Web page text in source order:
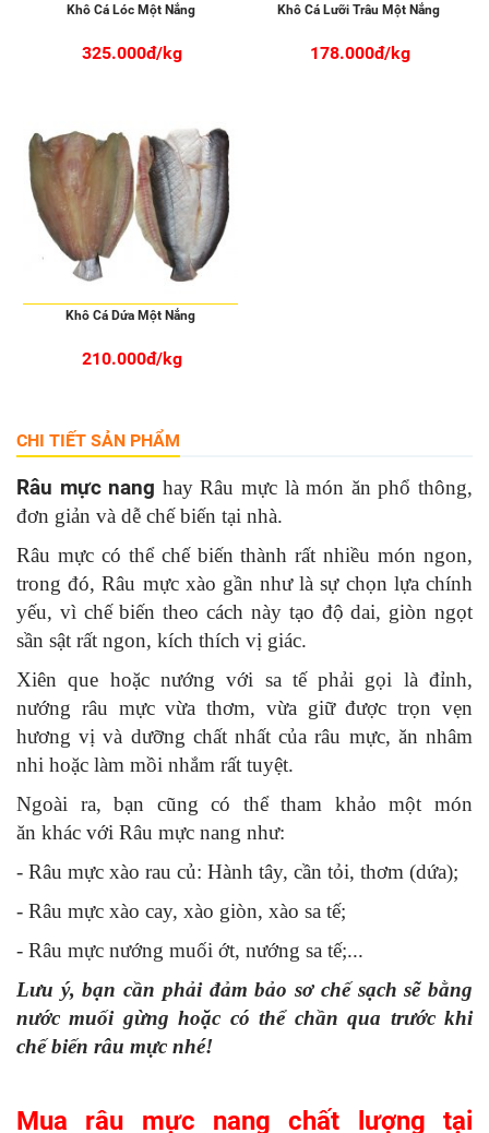
Khô Cá Lóc Một Nắng
325.000đ/kg
Khô Cá Lưỡi Trâu Một Nắng
178.000đ/kg
Khô Cá Dứa Một Nắng
210.000đ/kg
CHI TIẾT SẢN PHẨM
Râu mực nang hay Râu mực là món ăn phổ thông,
đơn giản và dễ chế biến tại nhà.
Râu mực có thể chế biến thành rất nhiều món ngon,
trong đó, Râu mực xào gần như là sự chọn lựa chính
yếu, vì chế biến theo cách này tạo độ dai, giòn ngọt
sần sật rất ngon, kích thích vị giác.
Xiên que hoặc nướng với sa tế phải gọi là đỉnh,
nướng râu mực vừa thơm, vừa giữ được trọn vẹn
hương vị và dưỡng chất nhất của râu mực, ăn nhâm
nhi hoặc làm mồi nhắm rất tuyệt.
Ngoài ra, bạn cũng có thể tham khảo một món
ăn khác với Râu mực nang như:
- Râu mực xào rau củ: Hành tây, cần tỏi, thơm (dứa);
- Râu mực xào cay, xào giòn, xào sa tế;
- Râu mực nướng muối ớt, nướng sa tế;...
Lưu ý, bạn cần phải đảm bảo sơ chế sạch sẽ bằng
nước muối gừng hoặc có thể chần qua trước khi
chế biến râu mực nhé!
Mua râu mực nang chất lượng tại